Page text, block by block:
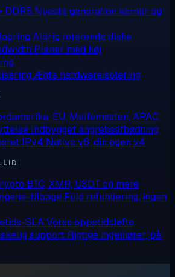
DDR5 Nyeste generation kerner og
Aldrig roterende diske
Planer med høj
Ægte hardwareisolering
EU, Mellemøsten, APAC
Indbygget angrebsafbødning
IPv4 Native v6, din egen v4
BTC, XMR, USDT og mere
tilbage Fuld refundering, ingen
SLAVores oppetidsløfte
support Rigtige ingeniører, på